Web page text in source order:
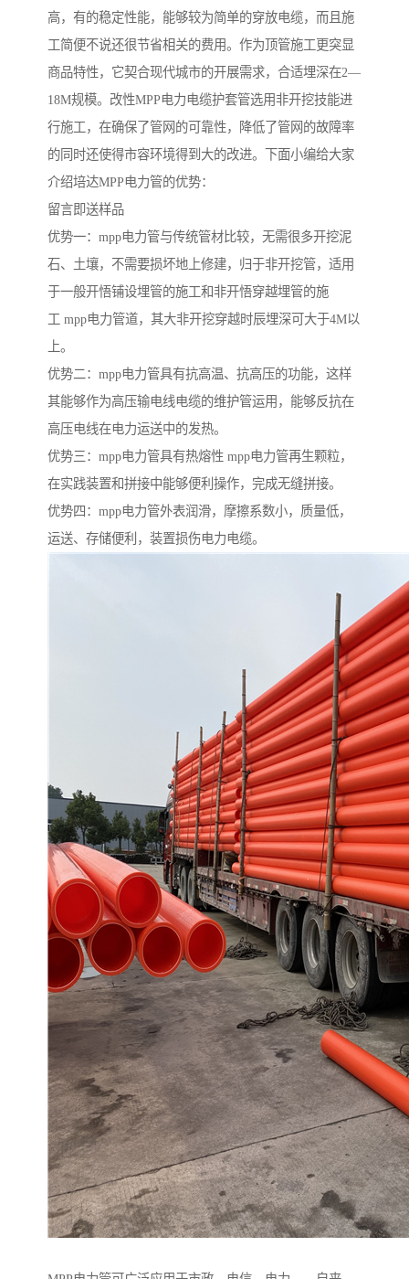
高，有的稳定性能，能够较为简单的穿放电缆，而且施
工简便不说还很节省相关的费用。作为顶管施工更突显
商品特性，它契合现代城市的开展需求，合适埋深在2—
18M规模。改性MPP电力电缆护套管选用非开挖技能进
行施工，在确保了管网的可靠性，降低了管网的故障率
的同时还使得市容环境得到大的改进。下面小编给大家
介绍培达MPP电力管的优势：
留言即送样品
优势一：mpp电力管与传统管材比较，无需很多开挖泥
石、土壤，不需要损坏地上修建，归于非开挖管，适用
于一般开悟铺设埋管的施工和非开悟穿越埋管的施
工 mpp电力管道，其大非开挖穿越时辰埋深可大于4M以
上。
优势二：mpp电力管具有抗高温、抗高压的功能，这样
其能够作为高压输电线电缆的维护管运用，能够反抗在
高压电线在电力运送中的发热。
优势三：mpp电力管具有热熔性 mpp电力管再生颗粒，
在实践装置和拼接中能够便利操作，完成无缝拼接。
优势四：mpp电力管外表润滑，摩擦系数小，质量低，
运送、存储便利，装置损伤电力电缆。